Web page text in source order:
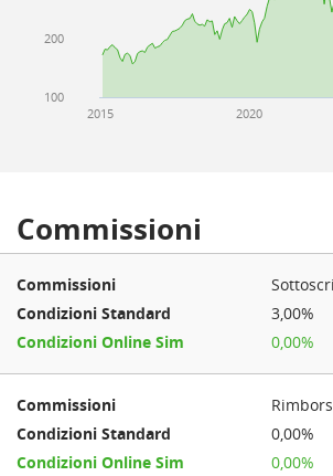
2020
2015
100
200
Commissioni
3,00%
0,00%
0,00%
0,00%